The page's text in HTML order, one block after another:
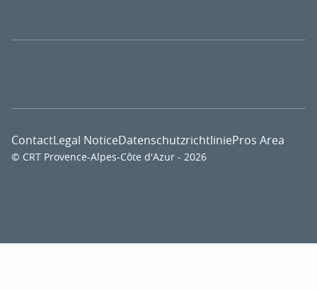
© CRT Provence-Alpes-Côte d'Azur - 2026
ContactLegal NoticeDatenschutzrichtliniePros Area